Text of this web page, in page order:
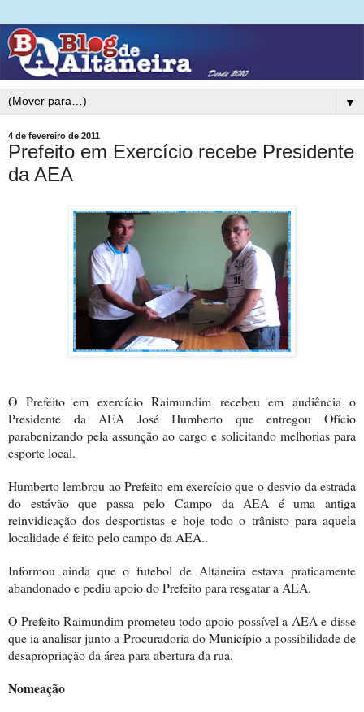
▼
4 de fevereiro de 2011
Prefeito em Exercício recebe Presidente
da AEA
O Prefeito em exercício Raimundim recebeu em audiência o
Presidente da AEA José Humberto que entregou Ofício
parabenizando pela assunção ao cargo e solicitando melhorias para
esporte local.
Humberto lembrou ao Prefeito em exercício que o desvio da estrada
do estávão que passa pelo Campo da AEA é uma antiga
reinvidicação dos desportistas e hoje todo o trânisto para aquela
localidade é feito pelo campo da AEA..
Informou ainda que o futebol de Altaneira estava praticamente
abandonado e pediu apoio do Prefeito para resgatar a AEA.
O Prefeito Raimundim prometeu todo apoio possível a AEA e disse
que ia analisar junto a Procuradoria do Município a possibilidade de
desapropriação da área para abertura da rua.
Nomeação